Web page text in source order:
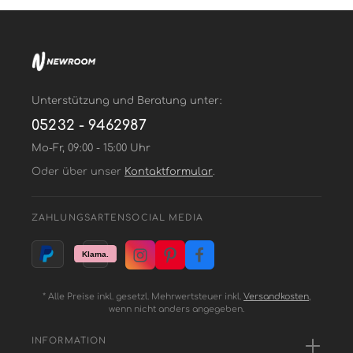
Unterstützung und Beratung unter:
05232 - 9462987
Mo-Fr, 09:00 - 15:00 Uhr
Oder über unser Kontaktformular.
ZAHLUNGSARTEN SOCIAL MEDIA
* Alle Preise inkl. gesetzl. Mehrwertsteuer inkl. Versandkosten,
wenn nicht anders angegeben.
INFORMATION